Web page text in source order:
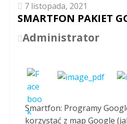
7 listopada, 2021
SMARTFON PAKIET
Administrator
Smartfon: Programy
korzystać z map Google